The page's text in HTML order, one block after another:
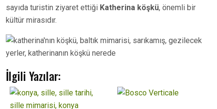
sayıda turistin ziyaret ettiği Katherina köşkü, önemli bir
kültür mirasıdır.
İlgili Yazılar: